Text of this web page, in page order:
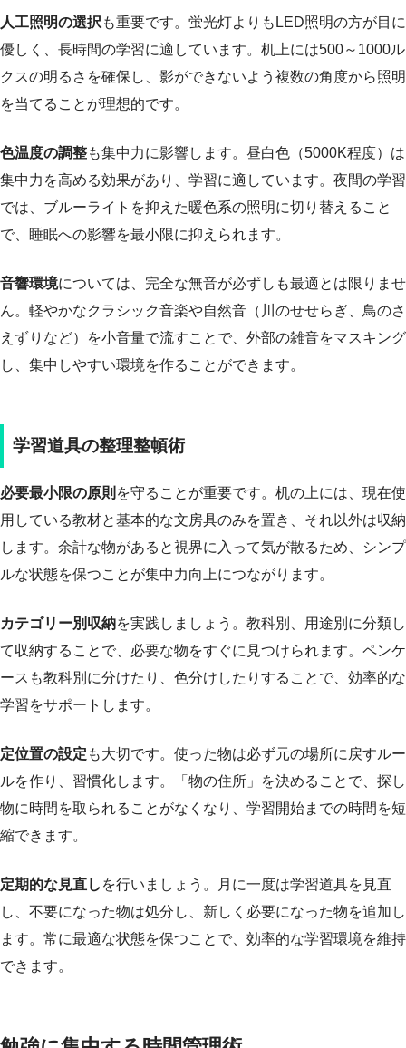
人工照明の選択 も重要です。蛍光灯よりもLED照明の方が目に
優しく、長時間の学習に適しています。机上には500～1000ル
クスの明るさを確保し、影ができないよう複数の角度から照明
を当てることが理想的です。
色温度の調整も集中力に影響します。昼白色（5000K程度）は
集中力を高める効果があり、学習に適しています。夜間の学習
では、ブルーライトを抑えた暖色系の照明に切り替えること
で、睡眠への影響を最小限に抑えられます。
音響環境については、完全な無音が必ずしも最適とは限りませ
ん。軽やかなクラシック音楽や自然音（川のせせらぎ、鳥のさ
えずりなど）を小音量で流すことで、外部の雑音をマスキング
し、集中しやすい環境を作ることができます。
学習道具の整理整頓術
必要最小限の原則 を守ることが重要です。机の上には、現在使
用している教材と基本的な文房具のみを置き、それ以外は収納
します。余計な物があると視界に入って気が散るため、シンプ
ルな状態を保つことが集中力向上につながります。
カテゴリー別収納を実践しましょう。教科別、用途別に分類し
て収納することで、必要な物をすぐに見つけられます。ペンケ
ースも教科別に分けたり、色分けしたりすることで、効率的な
学習をサポートします。
定位置の設定 も大切です。使った物は必ず元の場所に戻すルー
ルを作り、習慣化します。「物の住所」を決めることで、探し
物に時間を取られることがなくなり、学習開始までの時間を短
縮できます。
定期的な見直し を行いましょう。月に一度は学習道具を見直
し、不要になった物は処分し、新しく必要になった物を追加し
ます。常に最適な状態を保つことで、効率的な学習環境を維持
できます。